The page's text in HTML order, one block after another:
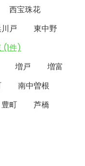
西宝珠花
戸
東中野
(1件)
増戸
増富
南中曽根
豊町
芦橋